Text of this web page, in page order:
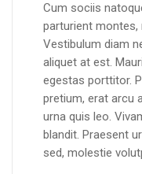
Cum sociis
parturient montes,
Vestibulum diam
aliquet at est.
egestas porttitor.
pretium, erat arcu
urna quis leo.
blandit. Praesent
sed, molestie